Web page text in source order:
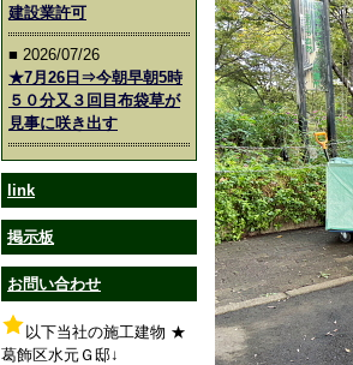
建設業許可
■ 2026/07/26
★7月26日⇒今朝早朝5時
５０分又３回目布袋草が
見事に咲き出す
link
掲示板
お問い合わせ
以下当社の施工建物 ★
葛飾区水元Ｇ邸↓